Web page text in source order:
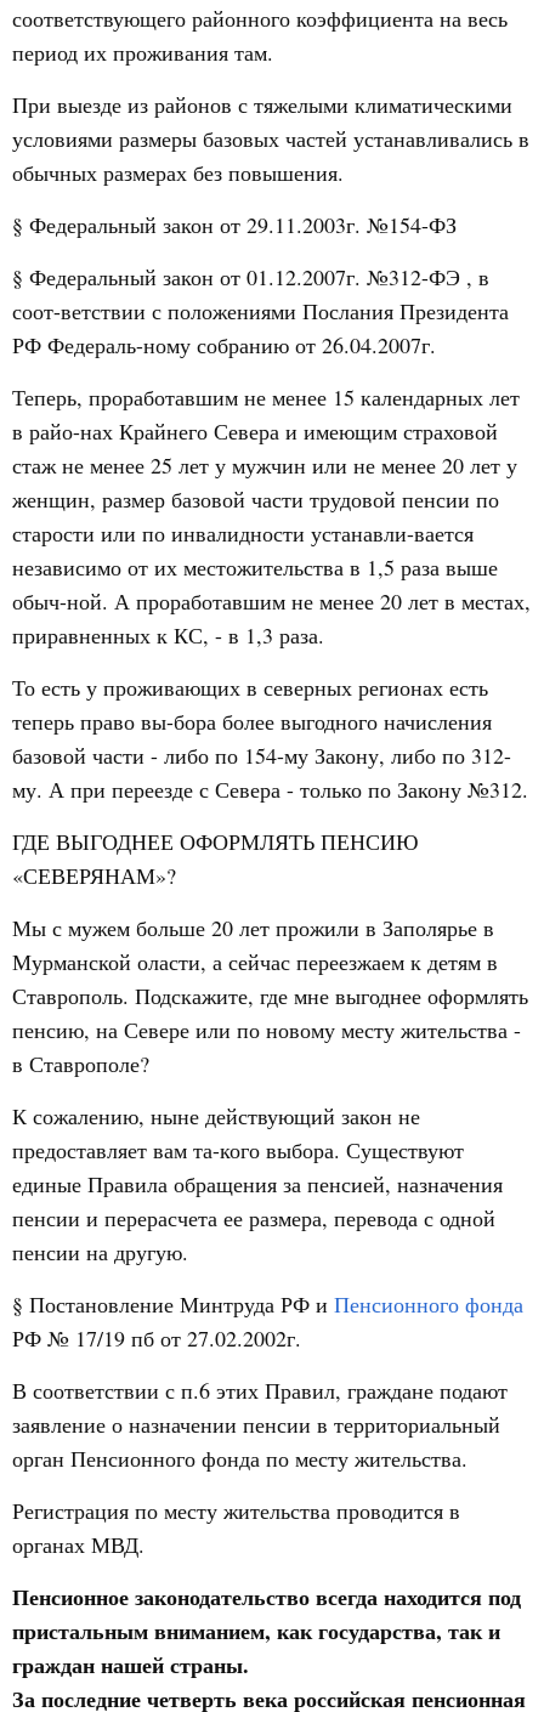
соответствующего районного коэффициента на весь
период их проживания там.
При выезде из районов с тяжелыми климатическими
условиями размеры базовых частей устанавливались в
обычных размерах без повышения.
§ Федеральный закон от 29.11.2003г. №154-ФЗ
§ Федеральный закон от 01.12.2007г. №312-ФЭ , в
соот-ветствии с положениями Послания Президента
РФ Федераль-ному собранию от 26.04.2007г.
Теперь, проработавшим не менее 15 календарных лет
в райо-нах Крайнего Севера и имеющим страховой
стаж не менее 25 лет у мужчин или не менее 20 лет у
женщин, размер базовой части трудовой пенсии по
старости или по инвалидности устанавли-вается
независимо от их местожительства в 1,5 раза выше
обыч-ной. А проработавшим не менее 20 лет в местах,
приравненных к КС, - в 1,3 раза.
То есть у проживающих в северных регионах есть
теперь право вы-бора более выгодного начисления
базовой части - либо по 154-му Закону, либо по 312-
му. А при переезде с Севера - только по Закону №312.
ГДЕ ВЫГОДНЕЕ ОФОРМЛЯТЬ ПЕНСИЮ
«СЕВЕРЯНАМ»?
Мы с мужем больше 20 лет прожили в Заполярье в
Мурманской оласти, а сейчас переезжаем к детям в
Ставрополь. Подскажите, где мне выгоднее оформлять
пенсию, на Севере или по новому месту жительства -
в Ставрополе?
К сожалению, ныне действующий закон не
предоставляет вам та-кого выбора. Существуют
единые Правила обращения за пенсией, назначения
пенсии и перерасчета ее размера, перевода с одной
пенсии на другую.
§ Постановление Минтруда РФ и Пенсионного фонда
РФ № 17/19 пб от 27.02.2002г.
В соответствии с п.6 этих Правил, граждане подают
заявление о назначении пенсии в территориальный
орган Пенсионного фонда по месту жительства.
Регистрация по месту жительства проводится в
органах МВД.
Пенсионное законодательство всегда находится под
пристальным вниманием, как государства, так и
граждан нашей страны.
За последние четверть века российская пенсионная